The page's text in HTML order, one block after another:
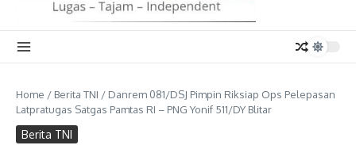
Home / Berita TNI / Danrem 081/DSJ Pimpin Riksiap Ops Pelepasan
Latpratugas Satgas Pamtas RI – PNG Yonif 511/DY Blitar
Berita TNI